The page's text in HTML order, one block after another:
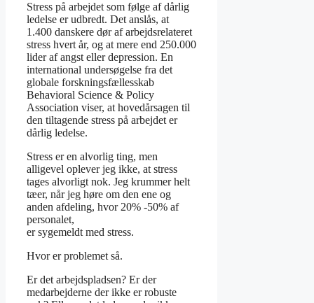
Stress på arbejdet som følge af dårlig
ledelse er udbredt. Det anslås, at
1.400 danskere dør af arbejdsrelateret
stress hvert år, og at mere end 250.000
lider af angst eller depression. En
international undersøgelse fra det
globale forskningsfællesskab
Behavioral Science & Policy
Association viser, at hovedårsagen til
den tiltagende stress på arbejdet er
dårlig ledelse.
Stress er en alvorlig ting, men
alligevel oplever jeg ikke, at stress
tages alvorligt nok. Jeg krummer helt
tæer, når jeg høre om den ene og
anden afdeling, hvor 20% -50% af
personalet,
er sygemeldt med stress.
Hvor er problemet så.
Er det arbejdspladsen? Er der
medarbejderne der ikke er robuste